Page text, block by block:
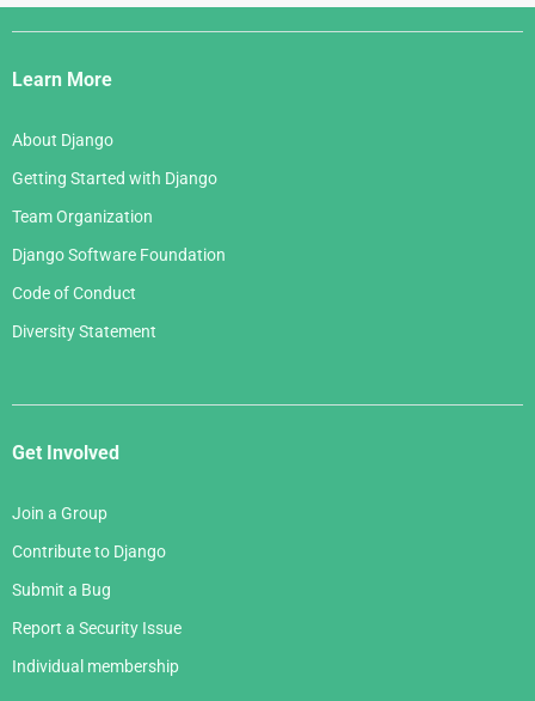
Django
Links
Learn More
About Django
Getting Started with Django
Team Organization
Django Software Foundation
Code of Conduct
Diversity Statement
Get Involved
Join a Group
Contribute to Django
Submit a Bug
Report a Security Issue
Individual membership